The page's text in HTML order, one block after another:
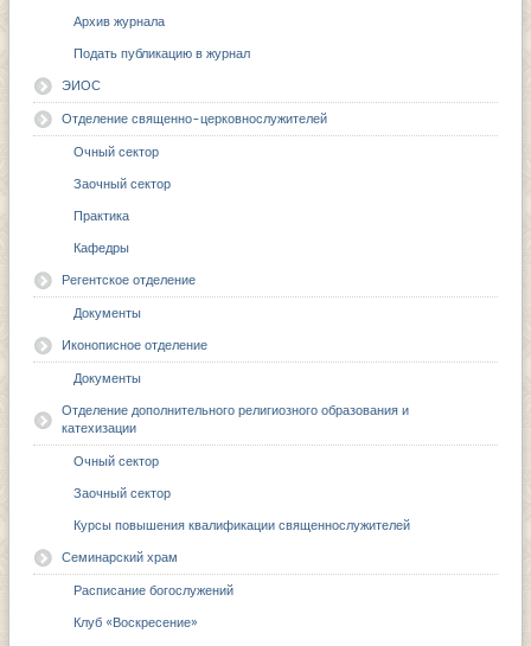
Архив журнала
Подать публикацию в журнал
ЭИОС
Отделение священно-церковнослужителей
Очный сектор
Заочный сектор
Практика
Кафедры
Регентское отделение
Документы
Иконописное отделение
Документы
Отделение дополнительного религиозного образования и
катехизации
Очный сектор
Заочный сектор
Курсы повышения квалификации священнослужителей
Семинарский храм
Расписание богослужений
Клуб «Воскресение»